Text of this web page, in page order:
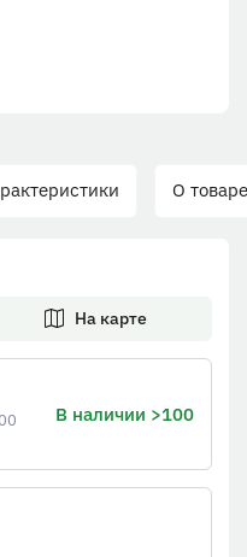
О товаре
На карте
В наличии >100